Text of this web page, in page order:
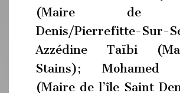
(Maire de
Denis/Pierrefitte-Sur-
Azzédine Taïbi
Stains); Mohamed
(Maire de l’île Saint